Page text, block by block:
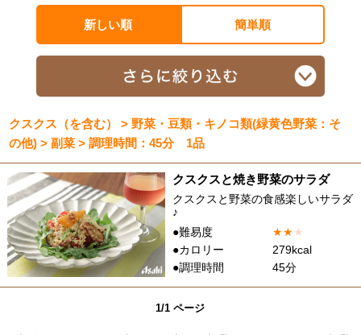
新しい順 簡単順
クスクス（を含む） > 野菜・豆類・キノコ類(緑黄色野菜：そ
の他) > 副菜 > 調理時間：45分 1品
クスクスと焼き野菜のサラダ
クスクスと野菜の食感楽しいサラダ
♪
●難易度
★★★
●カロリー
279kcal
●調理時間
45分
1/1 ページ